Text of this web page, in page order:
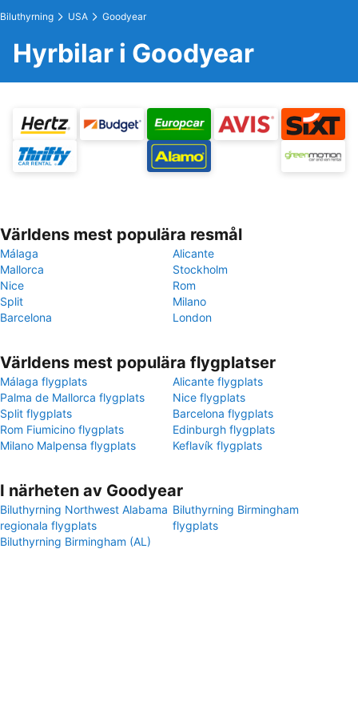
Biluthyrning USA Goodyear
Hyrbilar i Goodyear
Världens mest populära resmål
Málaga
Alicante
Mallorca
Stockholm
Nice
Rom
Split
Milano
Barcelona
London
Världens mest populära flygplatser
Málaga flygplats
Alicante flygplats
Palma de Mallorca flygplats
Nice flygplats
Split flygplats
Barcelona flygplats
Rom Fiumicino flygplats
Edinburgh flygplats
Milano Malpensa flygplats
Keflavík flygplats
I närheten av Goodyear
Biluthyrning Northwest Alabama
regionala flygplats
Biluthyrning Birmingham
flygplats
Biluthyrning Birmingham (AL)